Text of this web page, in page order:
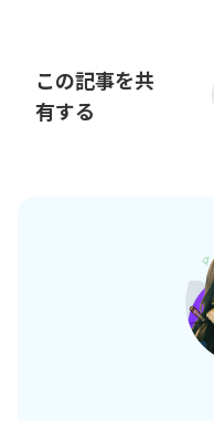
この記事を共
有する